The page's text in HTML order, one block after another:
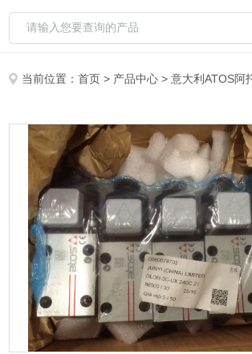
当前位置：首页 > 产品中心 >意大利ATOS阿